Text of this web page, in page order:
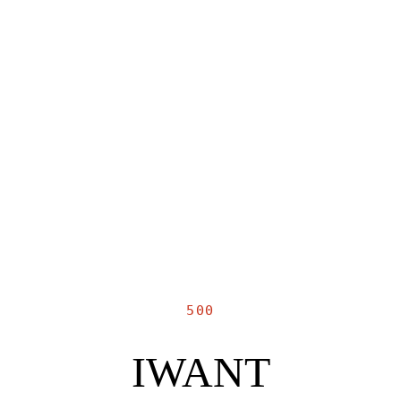
500
IWANT